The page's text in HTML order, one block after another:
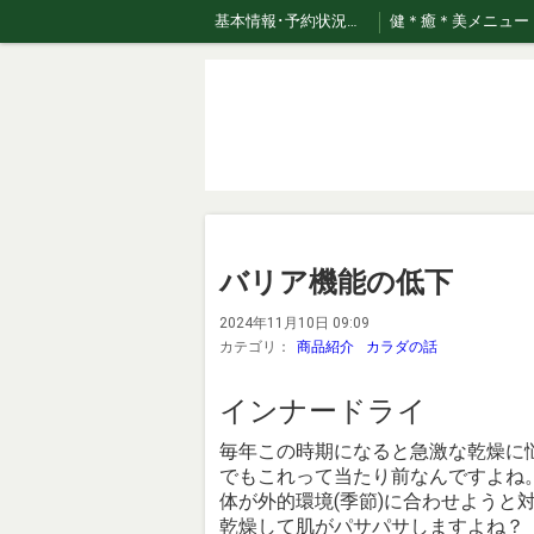
基本情報･予約状況・ページのご案内 健＊癒＊美メニュー
バリア機能の低下
2024年11月10日 09:09
カテゴリ：
商品紹介 カラダの話
インナードライ
毎年この時期になると急激な乾燥に
でもこれって当たり前なんですよね
体が外的環境(季節)に合わせようと
乾燥して肌がパサパサしますよね？